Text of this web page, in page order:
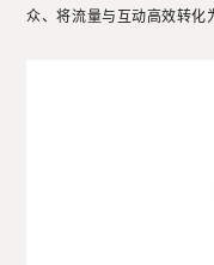
众、将流量与互动高效转化